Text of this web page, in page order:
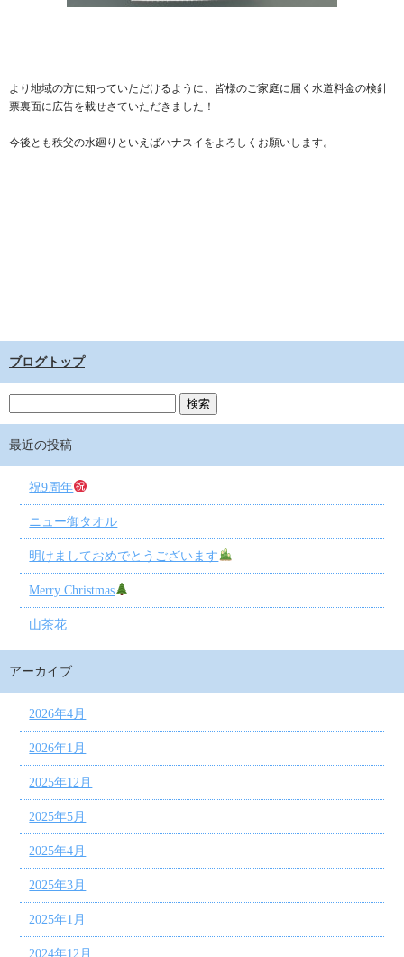
より地域の方に知っていただけるように、皆様のご家庭に届く水道料金の検針
票裏面に広告を載せさていただきました！
今後とも秩父の水廻りといえばハナスイをよろしくお願いします。
ブログトップ
最近の投稿
祝9周年
ニュー御タオル
明けましておめでとうございます
Merry Christmas
山茶花
アーカイブ
2026年4月
2026年1月
2025年12月
2025年5月
2025年4月
2025年3月
2025年1月
2024年12月